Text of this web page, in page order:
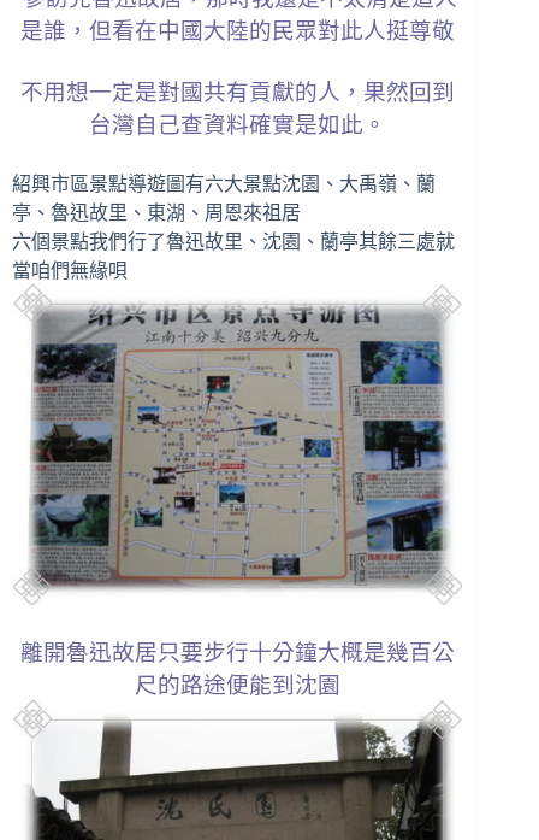
是誰，但看在中國大陸的民眾對此人挺尊敬
不用想一定是對國共有貢獻的人，果然回到
台灣自己查資料確實是如此。
紹興市區景點導遊圖有六大景點沈園、大禹嶺、蘭
亭、魯迅故里、東湖、周恩來祖居
六個景點我們行了魯迅故里、沈園、蘭亭其餘三處就
當咱們無緣唄
離開魯迅故居只要步行十分鐘大概是幾百公
尺的路途便能到沈園